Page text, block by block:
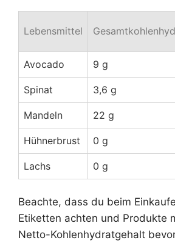
Lebensmittel
Avocado 9 g
Spinat 3,6 g
Mandeln 22 g
Hühnerbrust 0 g
Lachs 0 g
Beachte, dass du beim
Etiketten achten und Produkte
Netto-Kohlenhydratgehalt